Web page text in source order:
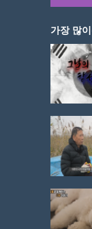
가장 많